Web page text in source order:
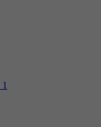
1